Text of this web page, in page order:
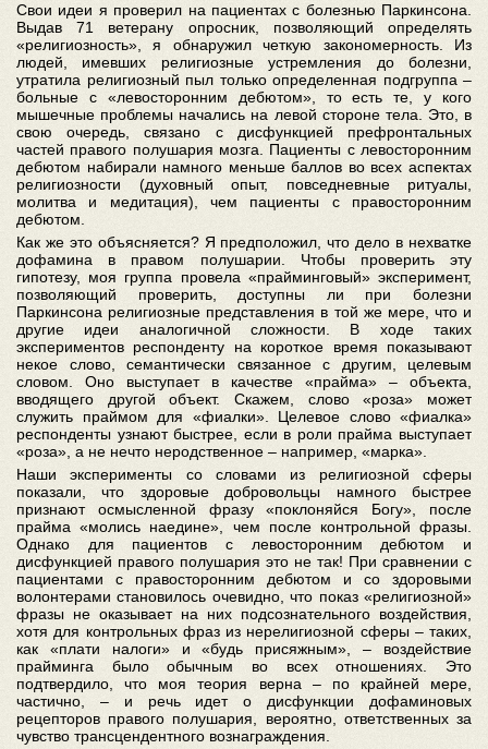
Свои идеи я проверил на пациентах с болезнью Паркинсона.
Выдав 71 ветерану опросник, позволяющий определять
«религиозность», я обнаружил четкую закономерность. Из
людей, имевших религиозные устремления до болезни,
утратила религиозный пыл только определенная подгруппа –
больные с «левосторонним дебютом», то есть те, у кого
мышечные проблемы начались на левой стороне тела. Это, в
свою очередь, связано с дисфункцией префронтальных
частей правого полушария мозга. Пациенты с левосторонним
дебютом набирали намного меньше баллов во всех аспектах
религиозности (духовный опыт, повседневные ритуалы,
молитва и медитация), чем пациенты с правосторонним
дебютом.
Как же это объясняется? Я предположил, что дело в нехватке
дофамина в правом полушарии. Чтобы проверить эту
гипотезу, моя группа провела «прайминговый» эксперимент,
позволяющий проверить, доступны ли при болезни
Паркинсона религиозные представления в той же мере, что и
другие идеи аналогичной сложности. В ходе таких
экспериментов респонденту на короткое время показывают
некое слово, семантически связанное с другим, целевым
словом. Оно выступает в качестве «прайма» – объекта,
вводящего другой объект. Скажем, слово «роза» может
служить праймом для «фиалки». Целевое слово «фиалка»
респонденты узнают быстрее, если в роли прайма выступает
«роза», а не нечто неродственное – например, «марка».
Наши эксперименты со словами из религиозной сферы
показали, что здоровые добровольцы намного быстрее
признают осмысленной фразу «поклоняйся Богу», после
прайма «молись наедине», чем после контрольной фразы.
Однако для пациентов с левосторонним дебютом и
дисфункцией правого полушария это не так! При сравнении с
пациентами с правосторонним дебютом и со здоровыми
волонтерами становилось очевидно, что показ «религиозной»
фразы не оказывает на них подсознательного воздействия,
хотя для контрольных фраз из нерелигиозной сферы – таких,
как «плати налоги» и «будь присяжным», – воздействие
прайминга было обычным во всех отношениях. Это
подтвердило, что моя теория верна – по крайней мере,
частично, – и речь идет о дисфункции дофаминовых
рецепторов правого полушария, вероятно, ответственных за
чувство трансцендентного вознаграждения.